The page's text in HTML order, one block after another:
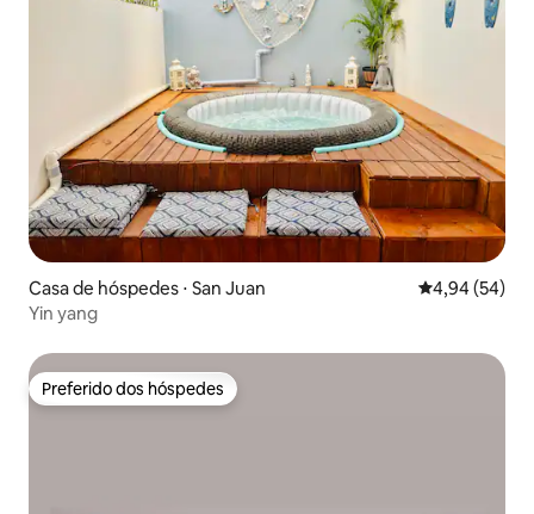
Casa de hóspedes ⋅ San Juan 4,94 de uma
4,94 (54)
Yin yang
Preferido dos hóspedes
Preferido dos hóspedes